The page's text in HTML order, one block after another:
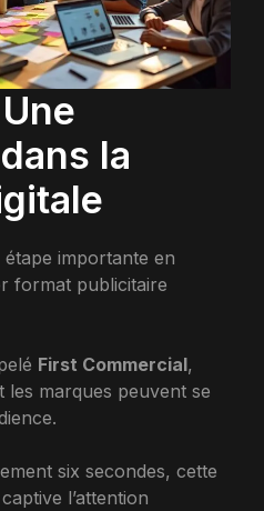
la
importante en
format publicitaire
First Commercial,
les marques peuvent se
six secondes, cette
l’attention